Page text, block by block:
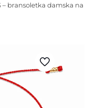
– bransoletka damska na